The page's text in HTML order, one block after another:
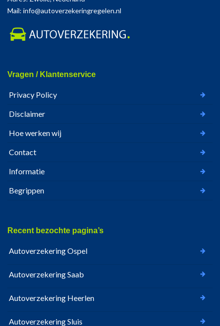
Mail: info@autoverzekeringregelen.nl
Vragen / Klantenservice
Privacy Policy
Disclaimer
Hoe werken wij
Contact
Informatie
Begrippen
Recent bezochte pagina’s
Autoverzekering Ospel
Autoverzekering Saab
Autoverzekering Heerlen
Autoverzekering Sluis